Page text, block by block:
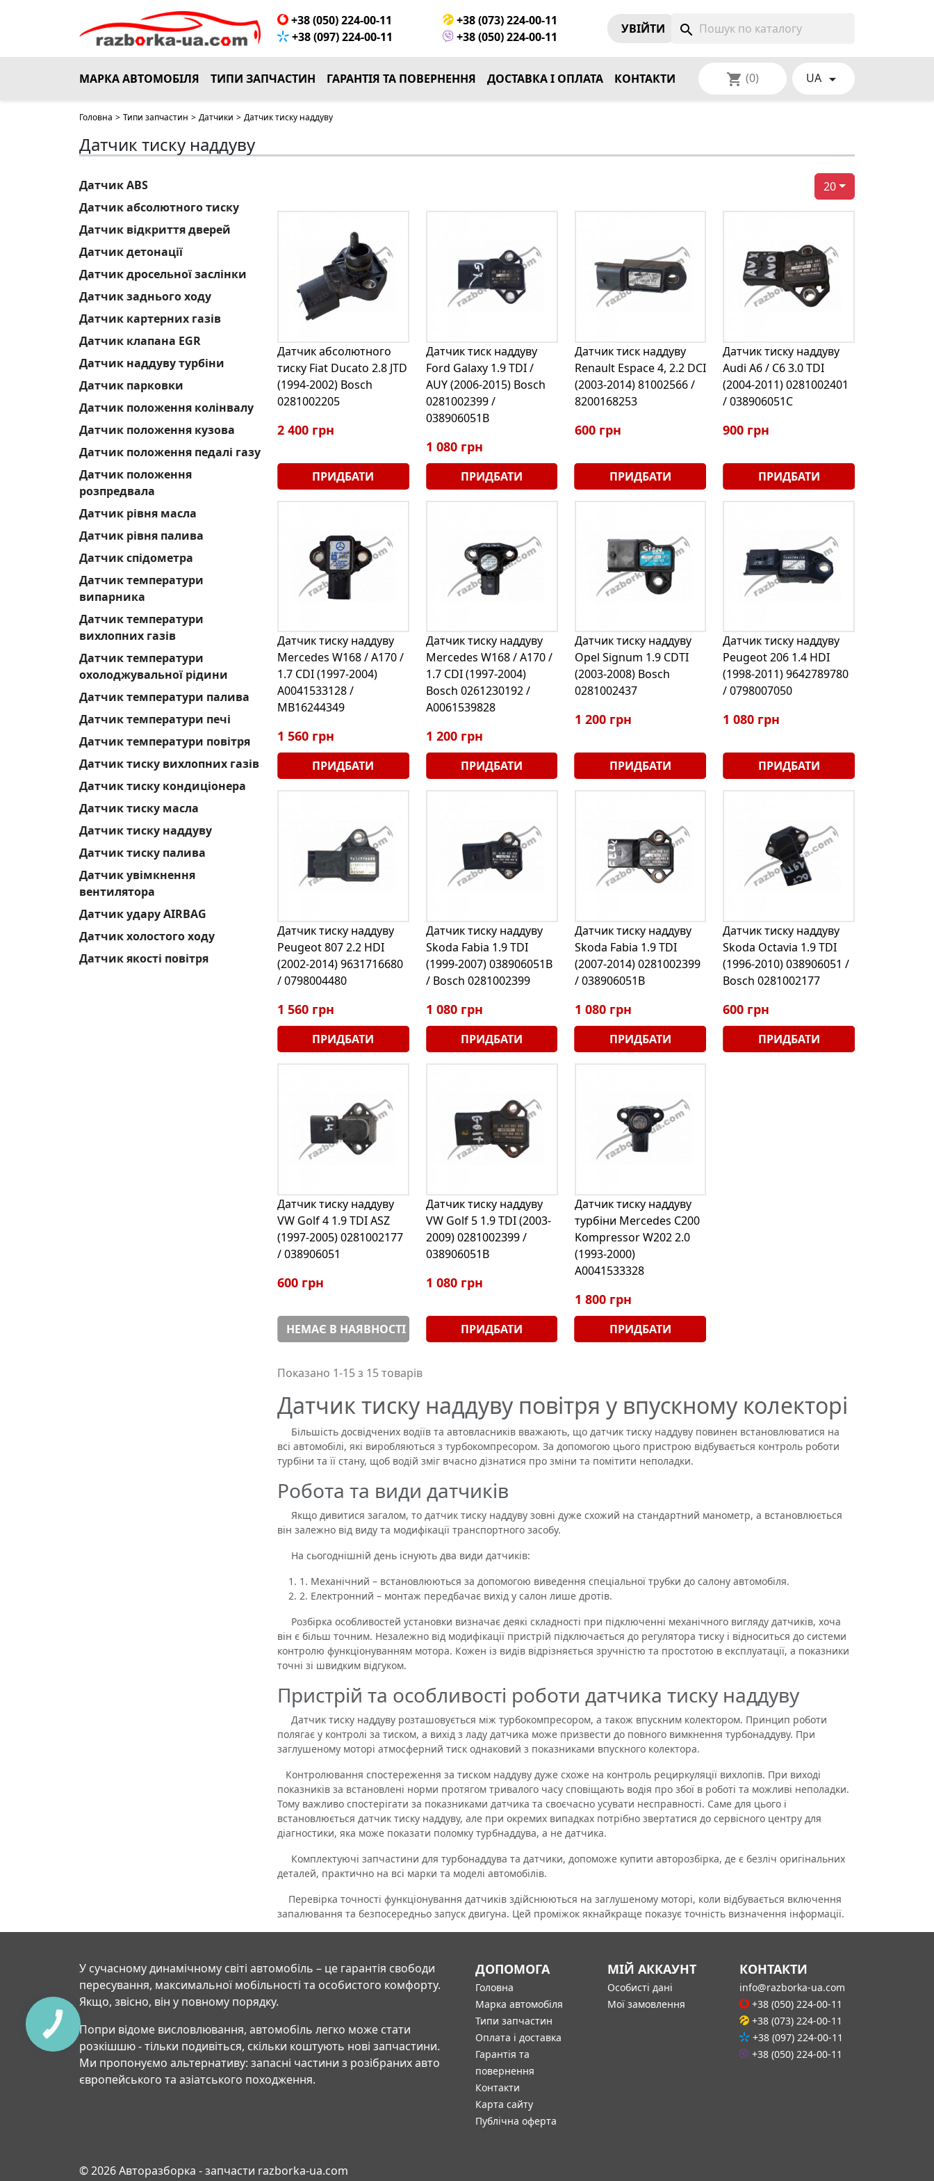
+38 (050) 224-00-11
+38 (073) 224-00-11
+38 (097) 224-00-11
+38 (050) 224-00-11
УВIЙТИ search
МАРКА АВТОМОБІЛЯ ТИПИ ЗАПЧАСТИН ГАРАНТІЯ ТА ПОВЕРНЕННЯ ДОСТАВКА І ОПЛАТА КОНТАКТИ shopping_cart (0) UA 
Головна > Типи запчастин > Датчики > Датчик тиску наддуву
Датчик тиску наддуву
Датчик ABS
Датчик абсолютного тиску
Датчик відкриття дверей
Датчик детонації
Датчик дросельної заслінки
Датчик заднього ходу
Датчик картерних газів
Датчик клапана EGR
Датчик наддуву турбіни
Датчик парковки
Датчик положення колінвалу
Датчик положення кузова
Датчик положення педалі газу
Датчик положення
розпредвала
Датчик рівня масла
Датчик рівня палива
Датчик спідометра
Датчик температури
випарника
Датчик температури
вихлопних газів
Датчик температури
охолоджувальної рідини
Датчик температури палива
Датчик температури печі
Датчик температури повітря
Датчик тиску вихлопних газів
Датчик тиску кондиціонера
Датчик тиску масла
Датчик тиску наддуву
Датчик тиску палива
Датчик увімкнення
вентилятора
Датчик удару AIRBAG
Датчик холостого ходу
Датчик якості повітря
20
Датчик абсолютного
тиску Fiat Ducato 2.8 JTD
(1994-2002) Bosch
0281002205
2 400 грн
ПРИДБАТИ
Датчик тиск наддуву
Ford Galaxy 1.9 TDI /
AUY (2006-2015) Bosch
0281002399 /
038906051B
1 080 грн
ПРИДБАТИ
Датчик тиск наддуву
Renault Espace 4, 2.2 DCI
(2003-2014) 81002566 /
8200168253
600 грн
ПРИДБАТИ
Датчик тиску наддуву
Audi A6 / C6 3.0 TDI
(2004-2011) 0281002401
/ 038906051C
900 грн
ПРИДБАТИ
Датчик тиску наддуву
Mercedes W168 / A170 /
1.7 CDI (1997-2004)
A0041533128 /
MB16244349
1 560 грн
ПРИДБАТИ
Датчик тиску наддуву
Mercedes W168 / A170 /
1.7 CDI (1997-2004)
Bosch 0261230192 /
A0061539828
1 200 грн
ПРИДБАТИ
Датчик тиску наддуву
Opel Signum 1.9 CDTI
(2003-2008) Bosch
0281002437
1 200 грн
ПРИДБАТИ
Датчик тиску наддуву
Peugeot 206 1.4 HDI
(1998-2011) 9642789780
/ 0798007050
1 080 грн
ПРИДБАТИ
Датчик тиску наддуву
Peugeot 807 2.2 HDI
(2002-2014) 9631716680
/ 0798004480
1 560 грн
ПРИДБАТИ
Датчик тиску наддуву
Skoda Fabia 1.9 TDI
(1999-2007) 038906051B
/ Bosch 0281002399
1 080 грн
ПРИДБАТИ
Датчик тиску наддуву
Skoda Fabia 1.9 TDI
(2007-2014) 0281002399
/ 038906051B
1 080 грн
ПРИДБАТИ
Датчик тиску наддуву
Skoda Octavia 1.9 TDI
(1996-2010) 038906051 /
Bosch 0281002177
600 грн
ПРИДБАТИ
Датчик тиску наддуву
VW Golf 4 1.9 TDI ASZ
(1997-2005) 0281002177
/ 038906051
600 грн
НЕМАЄ В НАЯВНОСТІ
Датчик тиску наддуву
VW Golf 5 1.9 TDI (2003-
2009) 0281002399 /
038906051B
1 080 грн
ПРИДБАТИ
Датчик тиску наддуву
турбіни Mercedes C200
Kompressor W202 2.0
(1993-2000)
А0041533328
1 800 грн
ПРИДБАТИ
Показано 1-15 з 15 товарів
Датчик тиску наддуву повітря у впускному колекторі
Більшість досвідчених водіїв та автовласників вважають, що датчик тиску наддуву повинен встановлюватися на
всі автомобілі, які виробляються з турбокомпресором. За допомогою цього пристрою відбувається контроль роботи
турбіни та її стану, щоб водій зміг вчасно дізнатися про зміни та помітити неполадки.
Робота та види датчиків
Якщо дивитися загалом, то датчик тиску наддуву зовні дуже схожий на стандартний манометр, а встановлюється
він залежно від виду та модифікації транспортного засобу.
На сьогоднішній день існують два види датчиків:
1. Механічний – встановлюються за допомогою виведення спеціальної трубки до салону автомобіля.
2. Електронний – монтаж передбачає вихід у салон лише дротів.
Розбірка особливостей установки визначає деякі складності при підключенні механічного вигляду датчиків, хоча
він є більш точним. Незалежно від модифікації пристрій підключається до регулятора тиску і відноситься до системи
контролю функціонуванням мотора. Кожен із видів відрізняється зручністю та простотою в експлуатації, а показники
точні зі швидким відгуком.
Пристрій та особливості роботи датчика тиску наддуву
Датчик тиску наддуву розташовується між турбокомпресором, а також впускним колектором. Принцип роботи
полягає у контролі за тиском, а вихід з ладу датчика може призвести до повного вимкнення турбонаддуву. При
заглушеному моторі атмосферний тиск однаковий з показниками впускного колектора.
Контролювання спостереження за тиском наддуву дуже схоже на контроль рециркуляції вихлопів. При виході
показників за встановлені норми протягом тривалого часу сповіщають водія про збої в роботі та можливі неполадки.
Тому важливо спостерігати за показниками датчика та своєчасно усувати несправності. Саме для цього і
встановлюється датчик тиску наддуву, але при окремих випадках потрібно звертатися до сервісного центру для
діагностики, яка може показати поломку турбнаддува, а не датчика.
Комплектуючі запчастини для турбонаддува та датчики, допоможе купити авторозбірка, де є безліч оригінальних
деталей, практично на всі марки та моделі автомобілів.
Перевірка точності функціонування датчиків здійснюються на заглушеному моторі, коли відбувається включення
запалювання та безпосередньо запуск двигуна. Цей проміжок якнайкраще показує точність визначення інформації.
У сучасному динамічному світі автомобіль – це гарантія свободи
пересування, максимальної мобільності та особистого комфорту.
Якщо, звісно, він у повному порядку.
Попри відоме висловлювання, автомобіль легко може стати
розкішшю - тільки подивіться, скільки коштують нові запчастини.
Ми пропонуємо альтернативу: запасні частини з розібраних авто
європейського та азіатського походження.
ДОПОМОГА
Головна
Марка автомобіля
Типи запчастин
Оплата і доставка
Гарантія та
повернення
Контакти
Карта сайту
Публічна оферта
МІЙ АККАУНТ
Особисті дані
Мої замовлення
КОНТАКТИ
info@razborka-ua.com
+38 (050) 224-00-11
+38 (073) 224-00-11
+38 (097) 224-00-11
+38 (050) 224-00-11
© 2026 Авторазборка - запчасти razborka-ua.com